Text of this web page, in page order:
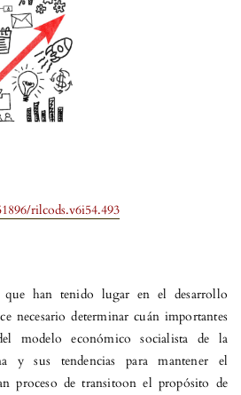
rilcods.v6i54.493
han tenido lugar en el desarrollo
necesario determinar cuán importantes
modelo económico socialista de la
y sus tendencias para mantener el
proceso de transitoon el propósito de